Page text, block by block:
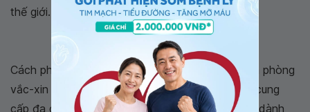
thế giới.
Cách phòng bệnh bạch hầu hiệu quả nhất là tiêm phòng
vắc-xin đầy đủ và đúng lịch. Hiện Vinmec đang cung
cấp đa dạng các dịch vụ tiêm vắc-xin bạch hầu dành